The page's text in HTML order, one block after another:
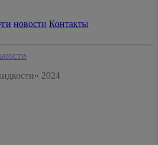
новости Контакты
2024